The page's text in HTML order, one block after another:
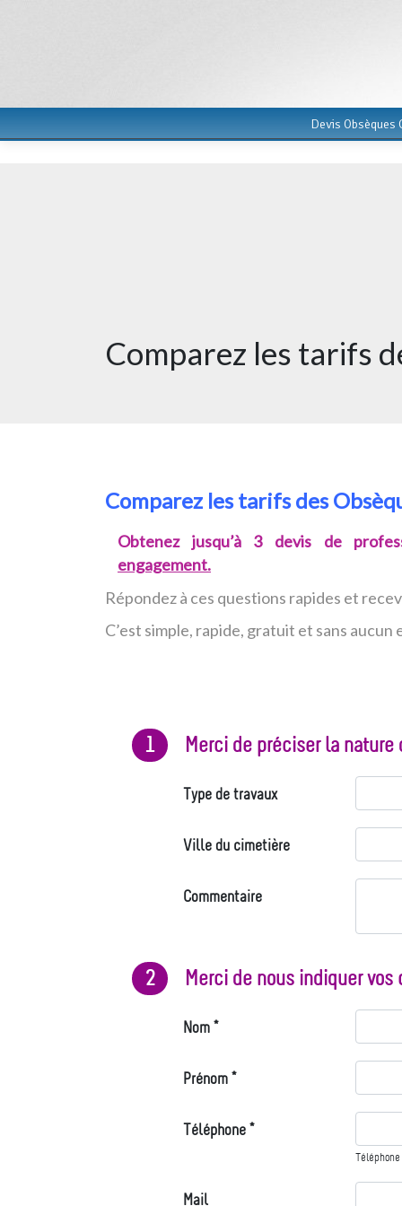
Devis
Comparez les tarifs
Comparez les tarifs des
Obtenez jusqu’à 3 devis de
engagement.
Répondez à ces questions rapides et
C’est simple, rapide, gratuit et sans aucun